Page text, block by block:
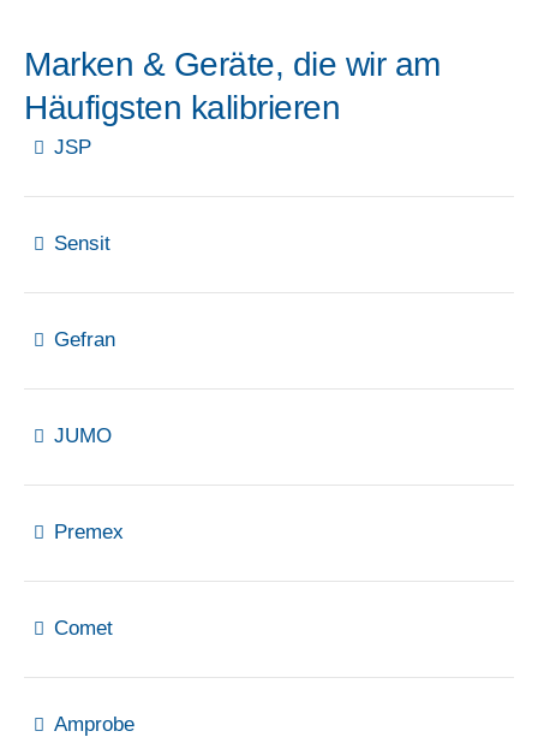
Marken & Geräte, die wir am
Häufigsten kalibrieren
JSP
Sensit
Gefran
JUMO
Premex
Comet
Amprobe